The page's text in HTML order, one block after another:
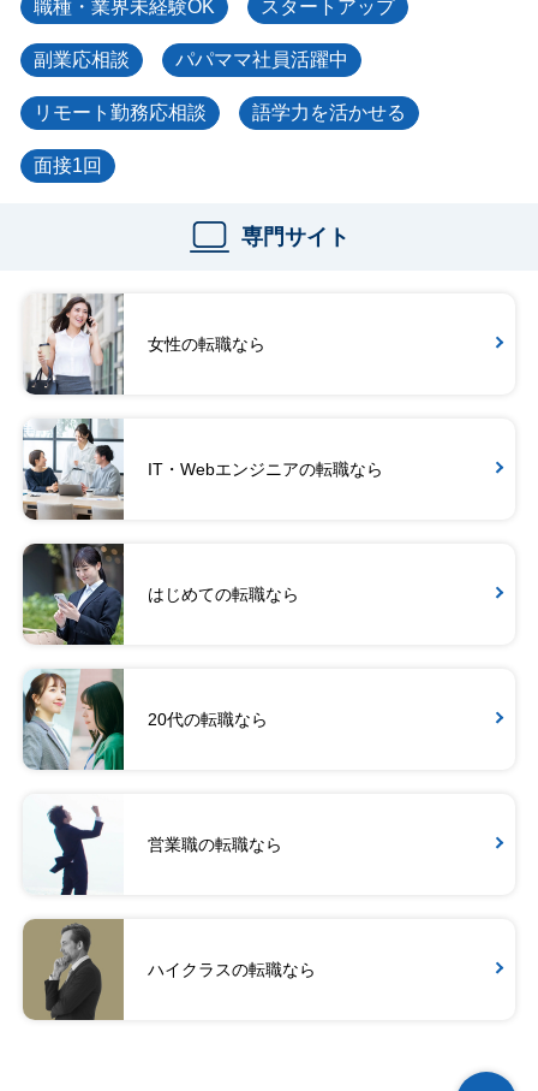
職種・業界未経験OK スタートアップ
副業応相談 パパママ社員活躍中
リモート勤務応相談 語学力を活かせる
面接1回
専門サイト
女性の転職なら
IT・Webエンジニアの転職なら
はじめての転職なら
20代の転職なら
営業職の転職なら
ハイクラスの転職なら